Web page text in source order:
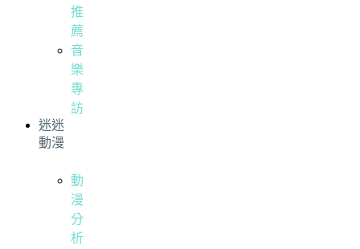
推
薦
音
樂
專
訪
迷迷
動漫
動
漫
分
析